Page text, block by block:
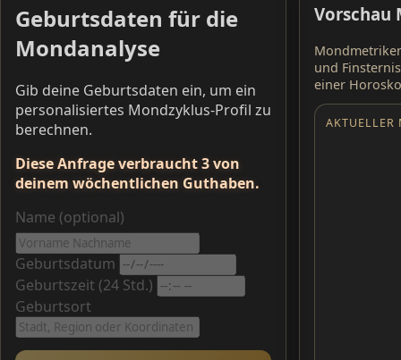
Geburtsdaten für die
Mondanalyse
Gib deine Geburtsdaten ein, um ein
personalisiertes Mondzyklus-Profil zu
berechnen.
Diese Anfrage verbraucht 3 von
deinem wöchentlichen Guthaben.
Name (optional)
Geburtsdatum
Geburtszeit (24 Std.)
Geburtsort
Vorschau
und
einer
AKTUELLER